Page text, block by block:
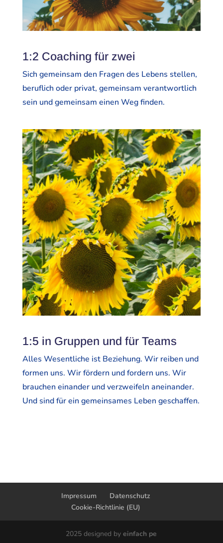
1:2 Coaching für zwei
Sich gemeinsam den Fragen des Lebens stellen,
beruflich oder privat, gemeinsam verantwortlich
sein und gemeinsam einen Weg finden.
1:5 in Gruppen und für Teams
Alles Wesentliche ist Beziehung. Wir reiben und
formen uns. Wir fördern und fordern uns. Wir
brauchen einander und verzweifeln aneinander.
Und sind für ein gemeinsames Leben geschaffen.
Impressum
Datenschutz
Cookie-Richtlinie (EU)
2025 designed byeinfach pe